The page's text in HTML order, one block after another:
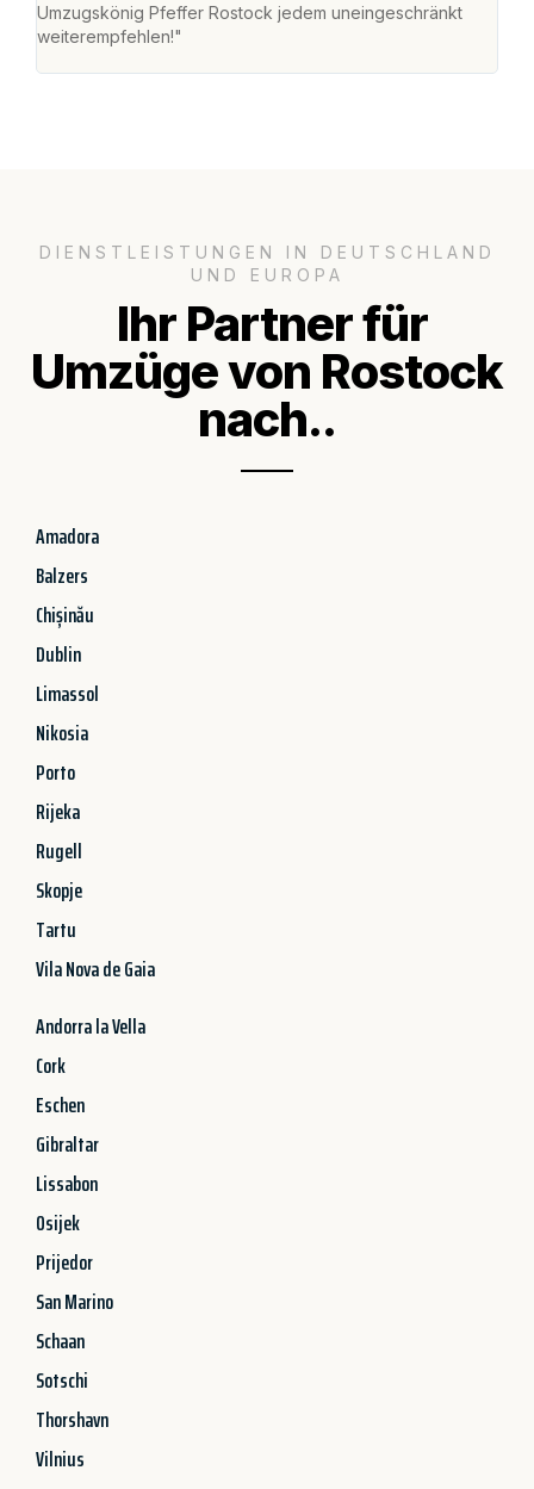
Umzugskönig Pfeffer Rostock jedem uneingeschränkt
weiterempfehlen!"
DIENSTLEISTUNGEN IN DEUTSCHLAND
UND EUROPA
Ihr Partner für
Umzüge von Rostock
nach..
Amadora
Balzers
Chișinău
Dublin
Limassol
Nikosia
Porto
Rijeka
Rugell
Skopje
Tartu
Vila Nova de Gaia
Andorra la Vella
Cork
Eschen
Gibraltar
Lissabon
Osijek
Prijedor
San Marino
Schaan
Sotschi
Thorshavn
Vilnius